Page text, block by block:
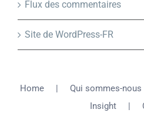
Flux des commentaires
Site de WordPress-FR
Home Qui sommes-nous
Insight